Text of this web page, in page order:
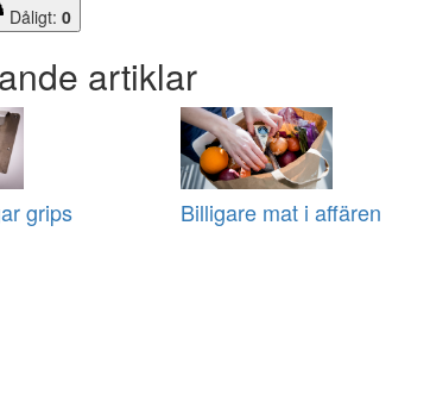
Dåligt: 0
artiklar
grips Billigare mat i affären